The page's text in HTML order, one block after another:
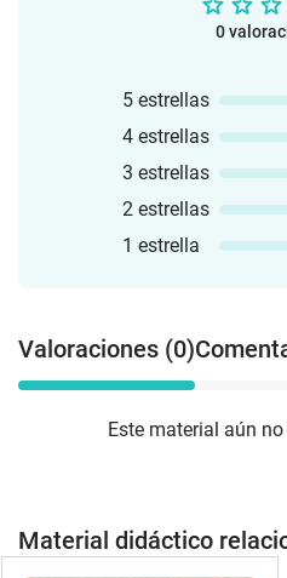
0
5 estrellas
4 estrellas
3 estrellas
2 estrellas
1 estrella
Valoraciones (0)
Este material aún
Material didáctico